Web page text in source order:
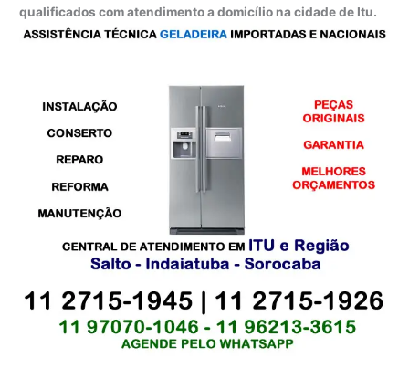
qualificados com atendimento a domicílio na cidade de Itu.